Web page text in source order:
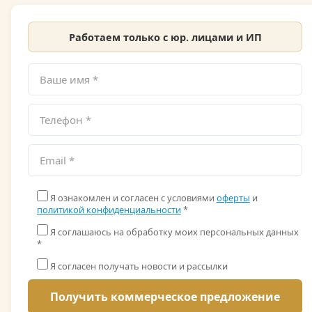
Работаем только с юр. лицами и ИП
Я ознакомлен и согласен с условиями оферты и
политикой конфиденциальности*
Я соглашаюсь на обработку моих персональных данных
*
Я согласен получать новости и рассылки